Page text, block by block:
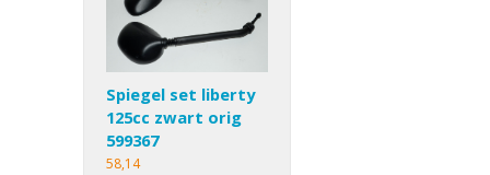
Spiegel set liberty
125cc zwart orig
599367
58,14